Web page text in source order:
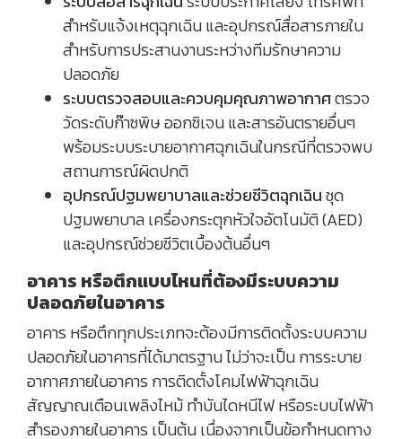
สำหรับแจ้งเหตุฉุกเฉิน และอุปกรณ์สื่อสารภายใน
สำหรับการประสานงานระหว่างทีมรักษาความ
ปลอดภัย
ระบบตรวจสอบและควบคุมคุณภาพอากาศตรวจ
วัดระดับก๊าซพิษ ออกซิเจน และสารอันตรายอื่นๆ
พร้อมระบบระบายอากาศฉุกเฉินในกรณีที่ตรวจพบ
สถานการณ์ผิดปกติ
อุปกรณ์ปฐมพยาบาลและช่วยชีวิตฉุกเฉินชุด
ปฐมพยาบาล เครื่องกระตุกหัวใจอัตโนมัติ (AED)
และอุปกรณ์ช่วยชีวิตเบื้องต้นอื่นๆ
อาคาร หรือตึกแบบไหนที่ต้องมีระบบความ
ปลอดภัยในอาคาร
อาคาร หรือตึกทุกประเภทจะต้องมีการติดตั้งระบบความ
ปลอดภัยในอาคารที่ได้มาตรฐาน ไม่ว่าจะเป็น การระบาย
อากาศภายในอาคาร การติดตั้งโคมไฟฟ้าฉุกเฉิน
สัญญาณเตือนเพลิงไหม้ ทำบันไดหนีไฟ หรือระบบไฟฟ้า
สำรองภายในอาคาร เป็นต้น เนื่องจากเป็นข้อกำหนดทาง